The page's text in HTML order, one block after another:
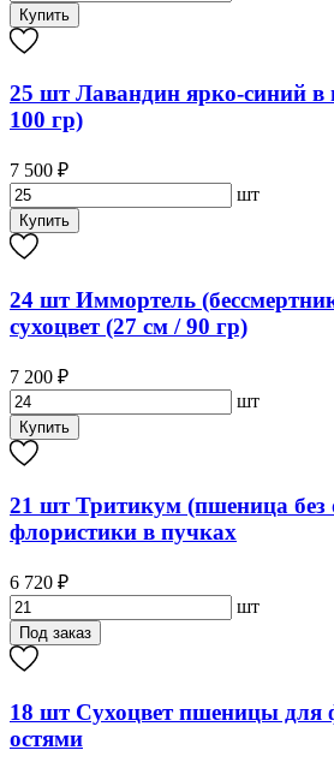
Купить
25 шт Лавандин ярко-синий в
100 гр)
7 500 ₽
шт
Купить
24 шт Иммортель
сухоцвет (27 см / 90 гр)
7 200 ₽
шт
Купить
21 шт Тритикум (пшеница без
флористики в пучках
6 720 ₽
шт
Под заказ
18 шт Сухоцвет пшеницы для
остями